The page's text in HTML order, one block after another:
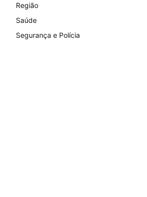
Região
Saúde
Segurança e Polícia